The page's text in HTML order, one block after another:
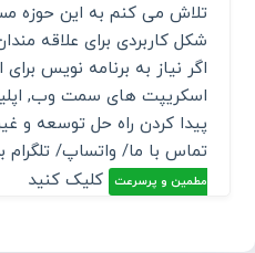
تلاش می کنم به این حوزه
شکل کاربردی برای علاقه
اگر نیاز به برنامه نویس
پیدا کردن راه حل توسعه و
تماس با ما/ واتساپ/ تلگرام
مطمین و پرسرعت
کلیک کنید